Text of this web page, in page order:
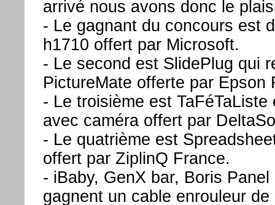
arrivé nous avons donc le
- Le gagnant du concours est
h1710 offert par Microsoft.
- Le second est SlidePlug qui
PictureMate offerte par Epson
- Le troisième est
avec caméra offert par
- Le quatrième est
offert par ZiplinQ France.
- iBaby, GenX bar, Boris
gagnent un cable enrouleur